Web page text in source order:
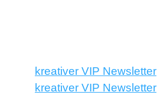
kreativer VIP Newsletter
kreativer VIP Newsletter